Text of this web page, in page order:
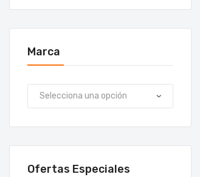
Marca
Ofertas Especiales